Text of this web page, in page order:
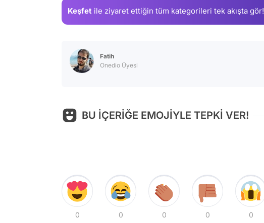
Keşfet ile ziyaret ettiğin tüm kategorileri tek akışta gör!
Fatih
Onedio Üyesi
BU İÇERİĞE EMOJİYLE TEPKİ VER!
0 0 0 0 0